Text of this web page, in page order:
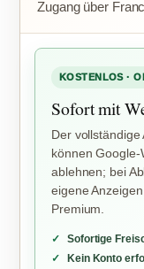
Zugang über
KOSTENLOS ·
Sofort mit
Der
können
ablehnen; bei
eigene
Premium.
Sofortige
Kein Konto